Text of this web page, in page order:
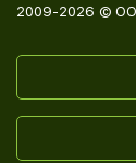
2009-2026 ©